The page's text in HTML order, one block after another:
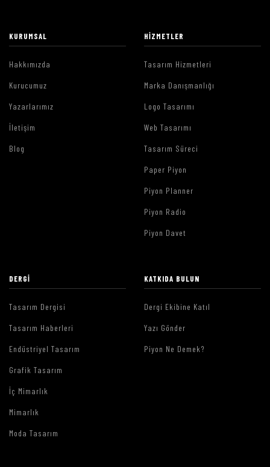
KURUMSAL
Hakkımızda
Kurucumuz
Yazarlarımız
İletişim
Blog
HIZMETLER
Tasarım Hizmetleri
Marka Danışmanlığı
Logo Tasarımı
Web Tasarımı
Tasarım Süreci
Paper Piyon
Piyon Planner
Piyon Radio
Piyon Davet
DERGI
Tasarım Dergisi
Tasarım Haberleri
Endüstriyel Tasarım
Grafik Tasarım
İç Mimarlık
Mimarlık
Moda Tasarım
KATKIDA BULUN
Dergi Ekibine Katıl
Yazı Gönder
Piyon Ne Demek?